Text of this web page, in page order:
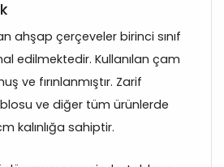
ahşap çerçeveler birinci sınıf
edilmektedir. Kullanılan çam
ve fırınlanmıştır. Zarif
ve diğer tüm ürünlerde
kalınlığa sahiptir.